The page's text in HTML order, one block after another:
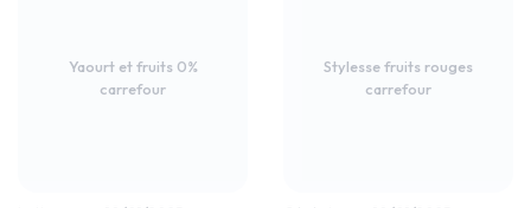
Yaourt et fruits 0%
carrefour
Stylesse fruits rouges
carrefour